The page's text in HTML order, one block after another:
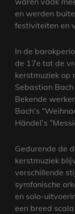
en werden
festiviteiten en
In de
de 17e tot de
kerstmuziek op
Sebastian
Bekende
Bach’s
Händel’s
Gedurende de
kerstmuziek
verschillende
symfonische
en solo-
een breed